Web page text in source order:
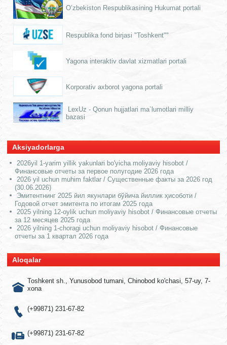
O’zbekiston Respublikasining Hukumat portali
Respublika fond birjasi "Toshkent""
Yagona interaktiv davlat xizmatlari portali
Korporativ axborot yagona portali
LexUz - Qonun hujjatlari ma`lumotlari milliy
bazasi
Aksiyadorlarga
2026yil 1-yarim yillik yakunlari bo'yicha moliyaviy hisobot /
Финансовые отчеты за первое полугодие 2026 года
2026 yil uchun muhim faktlar / Существенные факты за 2026 год
(30.06.2026)
Эмитентнинг 2025 йил якунлари бўйича йиллик ҳисоботи /
Годовой отчет эмитента по итогам 2025 года
2025 yilning 12-oylik uchun moliyaviy hisobot / Финансовые отчеты
за 12 месяцев 2025 года
2026 yilning 1-choragi uchun moliyaviy hisobot / Финансовые
отчеты за 1 квартал 2026 года
Aloqalar
Toshkent sh., Yunusobod tumani, Chinobod ko'chasi, 57-uy, 7-
xona
(+99871) 231-67-82
(+99871) 231-67-82